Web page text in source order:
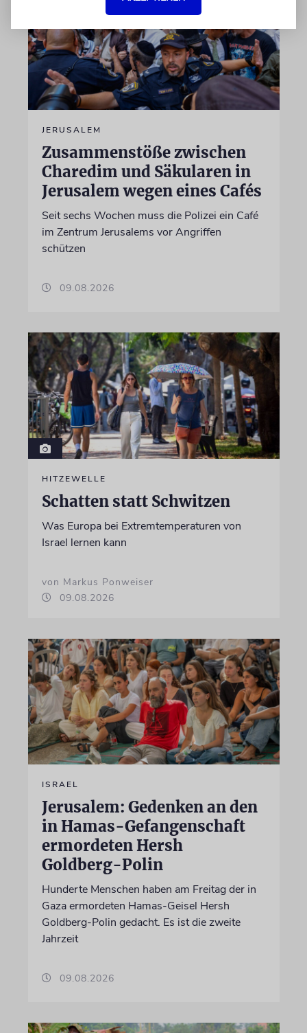
JERUSALEM
Zusammenstöße zwischen
Charedim und Säkularen in
Jerusalem wegen eines Cafés
Seit sechs Wochen muss die Polizei ein Café
im Zentrum Jerusalems vor Angriffen
schützen
09.08.2026
HITZEWELLE
Schatten statt Schwitzen
Was Europa bei Extremtemperaturen von
Israel lernen kann
von Markus Ponweiser
09.08.2026
ISRAEL
Jerusalem: Gedenken an den
in Hamas-Gefangenschaft
ermordeten Hersh
Goldberg-Polin
Hunderte Menschen haben am Freitag der in
Gaza ermordeten Hamas-Geisel Hersh
Goldberg-Polin gedacht. Es ist die zweite
Jahrzeit
09.08.2026